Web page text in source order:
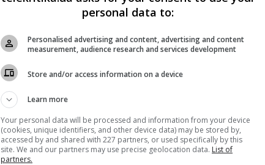
personal data to:
Personalised advertising and content, advertising and content
measurement, audience research and services development
Store and/or access information on a device
Learn more
Your personal data will be processed and information from your device
(cookies, unique identifiers, and other device data) may be stored by,
accessed by and shared with 227 partners, or used specifically by this
site. We and our partners may use precise geolocation data. List of
partners.